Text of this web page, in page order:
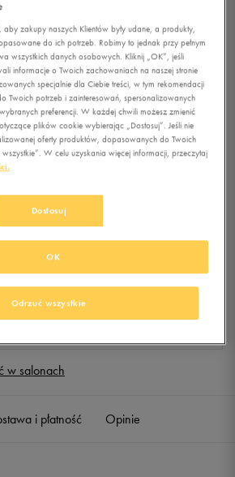
4
50 STYLE
w salonach
i płatność Opinie
aby zakupy naszych Klientów były udane, a produkty,
do ich potrzeb. Robimy to jednak przy pełnym
wszystkich danych osobowych. Kliknij „OK”, jeśli
informacje o Twoich zachowaniach na naszej stronie
specjalnie dla Ciebie treści, w tym rekomendacji
Twoich potrzeb i zainteresowań, spersonalizowanych
preferencji. W każdej chwili możesz zmienić
plików cookie wybierając „Dostosuj”. Jeśli nie
oferty produktów, dopasowanych do Twoich
W celu uzyskania więcej informacji, przeczytaj
Dostosuj
Odrzuć wszystkie
OK